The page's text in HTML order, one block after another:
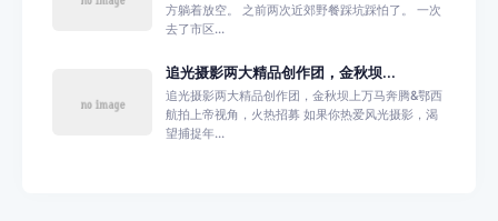
方躺着放空。 之前两次近郊野餐踩坑踩怕了。 一次
去了市区...
追光摄影两大精品创作团，金秋坝...
追光摄影两大精品创作团，金秋坝上万马奔腾&鄂西
航拍上帝视角，火热招募 如果你热爱风光摄影，渴
望捕捉年...